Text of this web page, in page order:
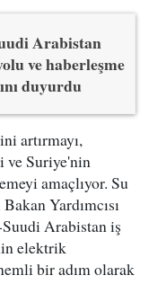
Arabistan
ve haberleşme
duyurdu
artırmayı,
Suriye'nin
amaçlıyor. Su
Yardımcısı
Arabistan iş
elektrik
bir adım olarak